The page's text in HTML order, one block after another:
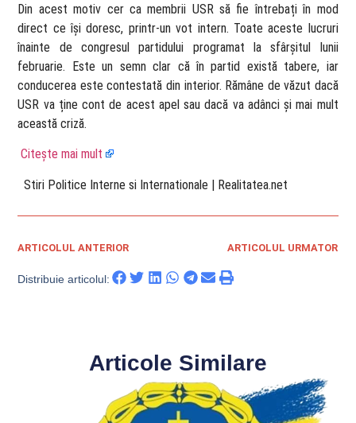
Din acest motiv cer ca membrii USR să fie întrebați în mod
direct ce își doresc, printr-un vot intern. Toate aceste lucruri
înainte de congresul partidului programat la sfârșitul lunii
februarie. Este un semn clar că în partid există tabere, iar
conducerea este contestată din interior. Rămâne de văzut dacă
USR va ține cont de acest apel sau dacă va adânci și mai mult
această criză.
Citește mai mult
​ Stiri Politice Interne si Internationale | Realitatea.net
ARTICOLUL ANTERIOR ARTICOLUL URMATOR
Distribuie articolul:
Articole Similare